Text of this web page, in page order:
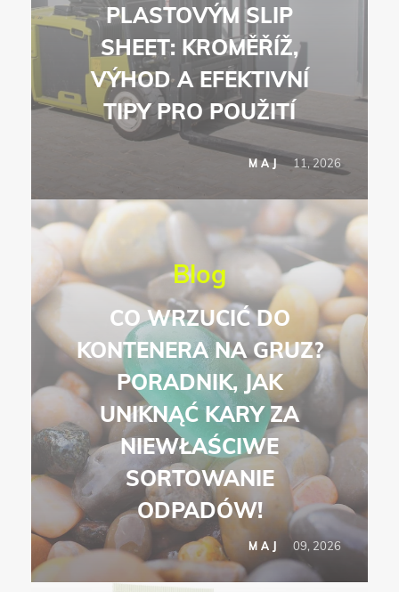
PLASTOVÝM SLIP
SHEET: KROMĚŘÍŽ,
VÝHOD A EFEKTIVNÍ
TIPY PRO POUŽITÍ
MAJ 11, 2026
Blog
CO WRZUCIĆ DO
KONTENERA NA GRUZ?
PORADNIK, JAK
UNIKNĄĆ KARY ZA
NIEWŁAŚCIWE
SORTOWANIE
ODPADÓW!
MAJ 09, 2026